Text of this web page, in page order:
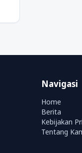
Navigasi
Home
Berita
Kebijakan
Tentang